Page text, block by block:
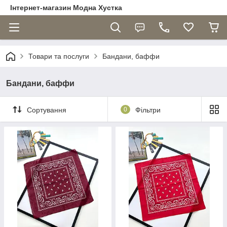
Інтернет-магазин Модна Хустка
Товари та послуги Бандани, баффи
Бандани, баффи
Сортування 0 Фільтри